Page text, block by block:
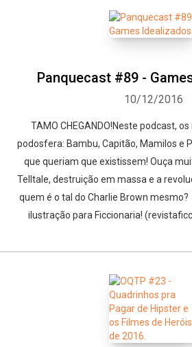
Panquecast #89 -
10/12/2016
TAMO CHEGANDO!Neste podcast,
podosfera: Bambu, Capitão, Mamilos e
que queriam que existissem! Ouça
Telltale, destruição em massa e a
quem é o tal do Charlie Brown
ilustração para Ficcionaria!